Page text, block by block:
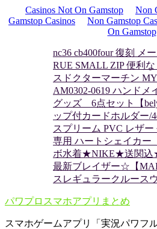
Casinos Not On Gamstop Non
Gamstop Casinos
Non Gamstop
On Gamstop
nc36 cb400four 復刻 メ
RUE SMALL ZIP 便利
ス ドクターマーチン
AM0302-0619 ハンド
グッズ 6点セット
【
ップ付カードホルダー/
スプリーム PVC レザー
専用 ハートシェイカー
ボ水着★NIKE★送関込
最新ブレイザー☆ 【
スレギュラークルース
パワプロスマホアプリまとめ
スマホゲームアプリ「実況パワフ